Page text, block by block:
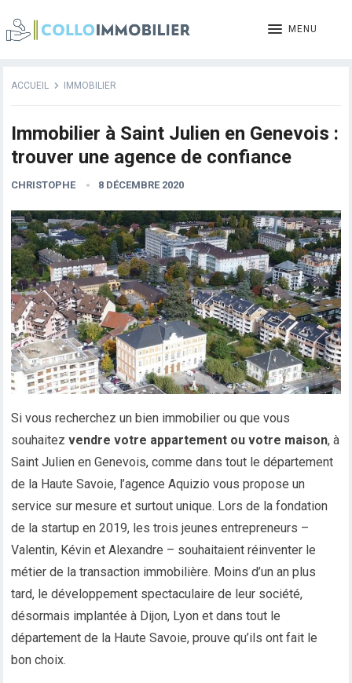
MENU
ACCUEIL IMMOBILIER
Immobilier à Saint Julien en Genevois :
trouver une agence de confiance
CHRISTOPHE 8 DÉCEMBRE 2020
Si vous recherchez un bien immobilier ou que vous
souhaitezvendre votre appartement ou votre maison, à
Saint Julien en Genevois, comme dans tout le département
de la Haute Savoie, l’agence Aquizio vous propose un
service sur mesure et surtout unique. Lors de la fondation
de la startup en 2019, les trois jeunes entrepreneurs –
Valentin, Kévin et Alexandre – souhaitaient réinventer le
métier de la transaction immobilière. Moins d’un an plus
tard, le développement spectaculaire de leur société,
désormais implantée à Dijon, Lyon et dans tout le
département de la Haute Savoie, prouve qu’ils ont fait le
bon choix.